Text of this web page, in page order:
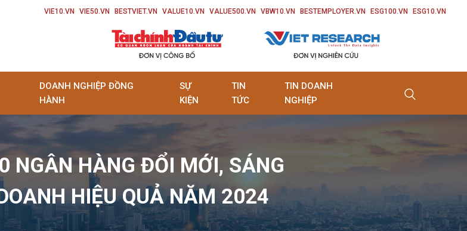
VIE10.VN VIE50.VN BESTVIET.VN VALUE10.VN VALUE500.VN VBW10.VN BESTEMPLOYER.VN ESG100.VN ESG10.VN
DOANH NGHIỆP ĐỒNG
HÀNH
SỰ
KIỆN
TIN
TỨC
TIN DOANH
NGHIỆP
NGÂN HÀNG ĐỔI MỚI, SÁNG
HIỆU QUẢ NĂM 2024